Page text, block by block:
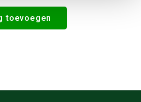
toevoegen